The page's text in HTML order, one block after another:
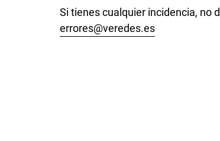
Si tienes cualquier incidencia, no
errores@veredes.es